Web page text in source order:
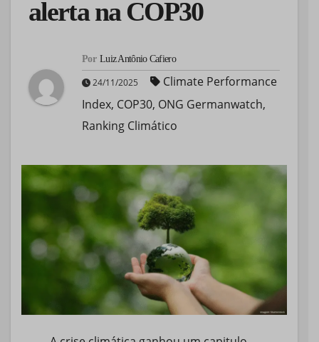
alerta na COP30
Por Luiz Antônio Cafiero
24/11/2025
Climate Performance
Index, COP30, ONG Germanwatch,
Ranking Climático